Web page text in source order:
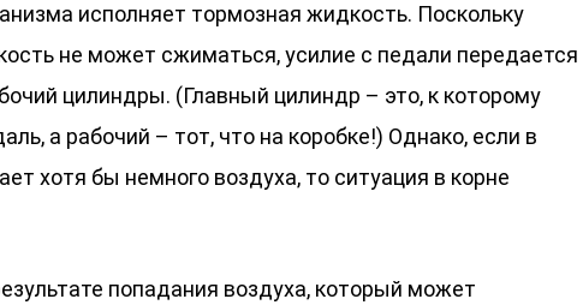
исполняет тормозная жидкость. Поскольку
не может сжиматься, усилие с педали передается
цилиндры. (Главный цилиндр – это, к которому
а рабочий – тот, что на коробке!) Однако, если в
хотя бы немного воздуха, то ситуация в корне
попадания воздуха, который может